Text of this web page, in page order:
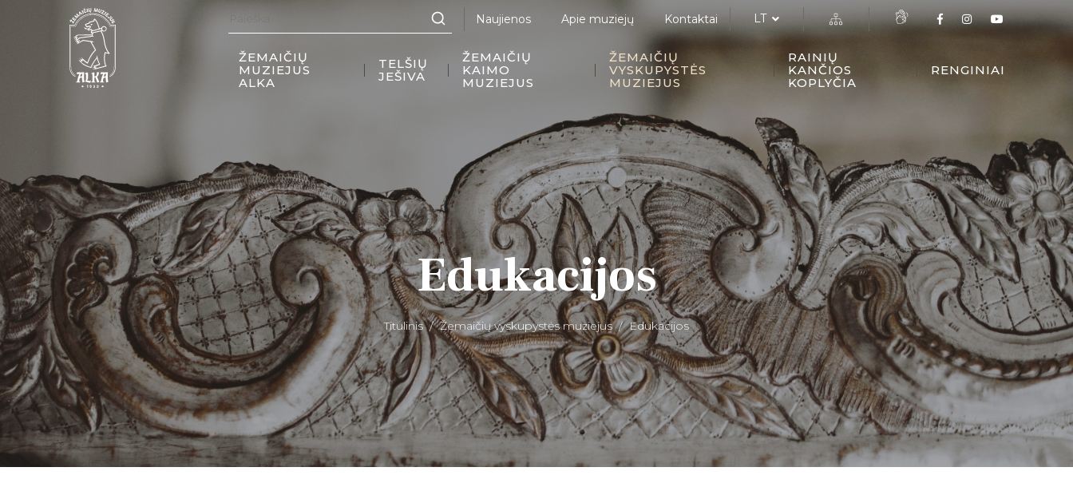
Naujienos Apie muziejų Kontaktai LT
ŽEMAIČIŲ
MUZIEJUS
ALKA
TELŠIŲ
JEŠIVA
ŽEMAIČIŲ
KAIMO
MUZIEJUS
ŽEMAIČIŲ
VYSKUPYSTĖS
MUZIEJUS
RAINIŲ
KANČIOS
KOPLYČIA
RENGINIAI
Edukacijos
Titulinis Žemaičių vyskupystės muziejus Edukacijos